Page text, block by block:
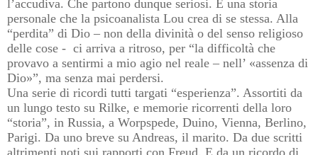
l’accudiva. Che partono dunque seriosi. È una storia
personale che la psicoanalista Lou crea di se stessa. Alla
“perdita” di Dio – non della divinità o del senso religioso
delle cose - ci arriva a ritroso, per “la difficoltà che
provavo a sentirmi a mio agio nel reale – nell’ «assenza di
Dio»”, ma senza mai perdersi.
Una serie di ricordi tutti targati “esperienza”. Assortiti da
un lungo testo su Rilke, e memorie ricorrenti della loro
“storia”, in Russia, a Worpspede, Duino, Vienna, Berlino,
Parigi. Da uno breve su Andreas, il marito. Da due scritti
altrimenti noti sui rapporti con Freud. E da un ricordo di